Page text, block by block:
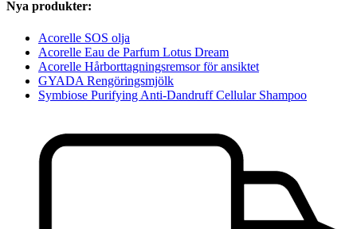
Nya produkter:
Acorelle SOS olja
Acorelle Eau de Parfum Lotus Dream
Acorelle Hårborttagningsremsor för ansiktet
GYADA Rengöringsmjölk
Symbiose Purifying Anti-Dandruff Cellular Shampoo